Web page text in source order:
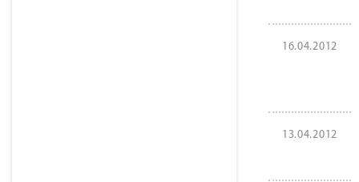
16.04.2012
13.04.2012